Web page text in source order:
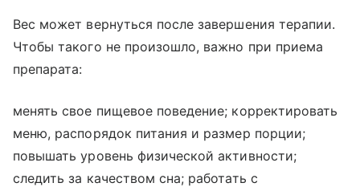
Вес может вернуться после завершения терапии.
Чтобы такого не произошло, важно при приема
препарата:
менять свое пищевое поведение; корректировать
меню, распорядок питания и размер порции;
повышать уровень физической активности;
следить за качеством сна; работать с